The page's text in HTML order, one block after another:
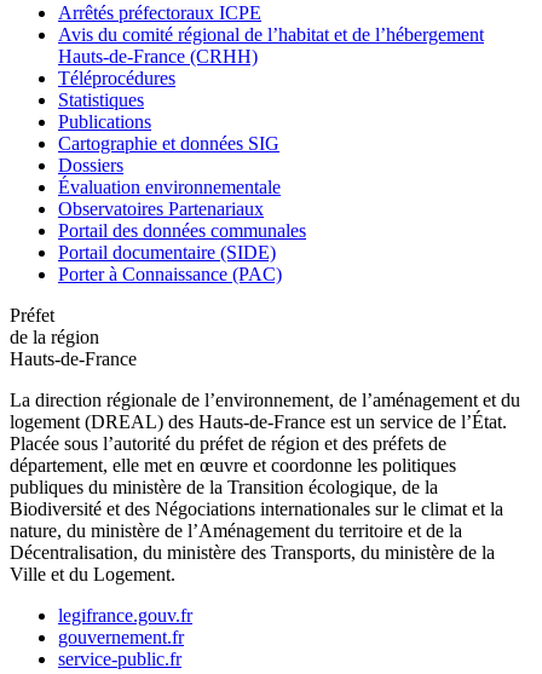
Arrêtés préfectoraux ICPE
Avis du comité régional de l’habitat et de l’hébergement
Hauts-de-France (CRHH)
Téléprocédures
Statistiques
Publications
Cartographie et données SIG
Dossiers
Évaluation environnementale
Observatoires Partenariaux
Portail des données communales
Portail documentaire (SIDE)
Porter à Connaissance (PAC)
Préfet
de la région
Hauts-de-France
La direction régionale de l’environnement, de l’aménagement et du
logement (DREAL) des Hauts-de-France est un service de l’État.
Placée sous l’autorité du préfet de région et des préfets de
département, elle met en œuvre et coordonne les politiques
publiques du ministère de la Transition écologique, de la
Biodiversité et des Négociations internationales sur le climat et la
nature, du ministère de l’Aménagement du territoire et de la
Décentralisation, du ministère des Transports, du ministère de la
Ville et du Logement.
legifrance.gouv.fr
gouvernement.fr
service-public.fr